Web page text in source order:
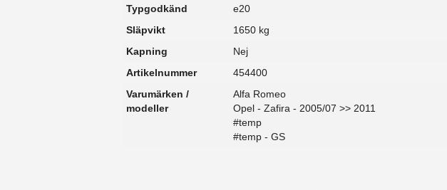
Typgodkänd
e20
Släpvikt
1650 kg
Kapning
Nej
Artikelnummer
454400
Varumärken /
modeller
Alfa Romeo
Opel - Zafira - 2005/07 >> 2011
#temp
#temp - GS